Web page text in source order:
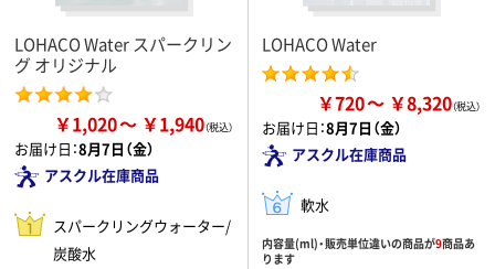
LOHACO Water スパークリン
グ オリジナル
￥1,020 ￥1,940
お届け日：8月7日（金）
アスクル在庫商品
スパークリングウォーター/
炭酸水
LOHACO Water
￥720 ￥8,320
お届け日：8月7日（金）
アスクル在庫商品
軟水
内容量(ml)・販売単位違いの商品が9商品あ
ります